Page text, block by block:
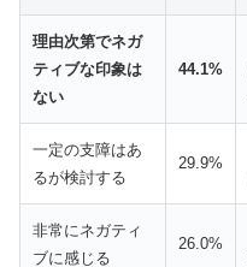
理由次第でネガ
ティブな印象は
ない
44.1%
一定の支障はあ
るが検討する
29.9%
非常にネガティ
ブに感じる
26.0%